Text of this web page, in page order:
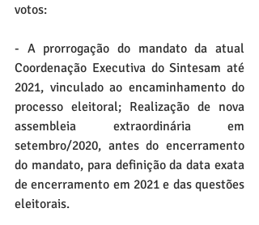
votos:
- A prorrogação do mandato da atual
Coordenação Executiva do Sintesam até
2021, vinculado ao encaminhamento do
processo eleitoral; Realização de nova
assembleia extraordinária em
setembro/2020, antes do encerramento
do mandato, para definição da data exata
de encerramento em 2021 e das questões
eleitorais.